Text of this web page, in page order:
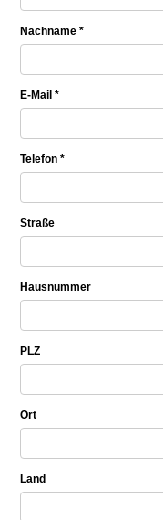
Nachname *
E-Mail *
Telefon *
Straße
Hausnummer
PLZ
Ort
Land